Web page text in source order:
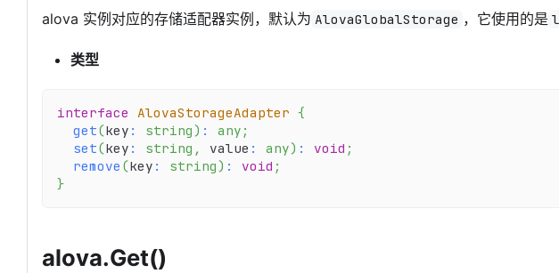
alova 实例对应的存储适配器实例，默认为 AlovaGlobalStorage ，它使用的是
类型
interface AlovaStorageAdapter {
get(key : string) : any ;
set(key : string , value : any) : void ;
remove (key : string) : void ;
}
alova.Get()